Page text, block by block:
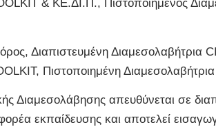
& ΚΕ.ΔΙ.Π., Πιστοποιημένος
Διαπιστευμένη Διαμεσολαβήτρια
Πιστοποιημένη
Διαμεσολάβησης απευθύνεται σε
εκπαίδευσης και αποτελεί